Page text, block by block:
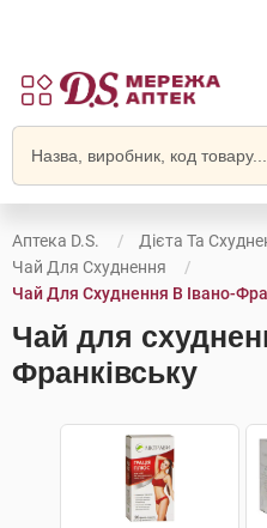
Аптека D.S.
Дієта Та
Чай Для Схуднення
Чай Для Схуднення В Івано-
Чай для
Франківську